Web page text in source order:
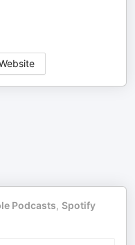
Podcasts, Spotify